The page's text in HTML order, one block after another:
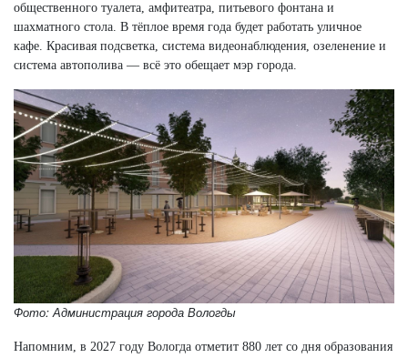
общественного туалета, амфитеатра, питьевого фонтана и
шахматного стола. В тёплое время года будет работать уличное
кафе. Красивая подсветка, система видеонаблюдения, озеленение и
система автополива — всё это обещает мэр города.
Фото: Администрация города Вологды
Напомним, в 2027 году Вологда отметит 880 лет со дня образования